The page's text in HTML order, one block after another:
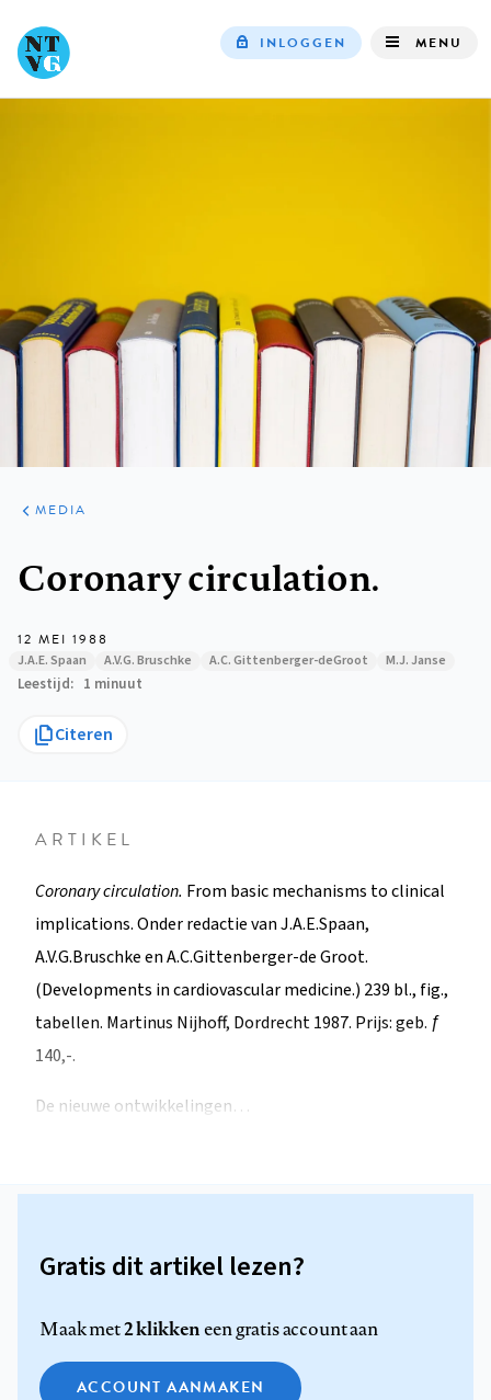
INLOGGEN MENU
ARTIKELEN
VARIA
MEDIA
Coronary circulation.
12 MEI 1988
J.A.E. Spaan A.V.G. Bruschke A.C. Gittenberger-deGroot M.J. Janse
Leestijd 1 minuut
Citeren
ARTIKEL
Coronary circulation. From basic mechanisms to clinical
implications. Onder redactie van J.A.E.Spaan,
A.V.G.Bruschke en A.C.Gittenberger-de Groot.
(Developments in cardiovascular medicine.) 239 bl., fig.,
tabellen. Martinus Nijhoff, Dordrecht 1987. Prijs: geb. ƒ
140,-.
De nieuwe ontwikkelingen…
Gratis dit artikel lezen?
Maak met2 klikkeneen gratis account aan
ACCOUNT AANMAKEN